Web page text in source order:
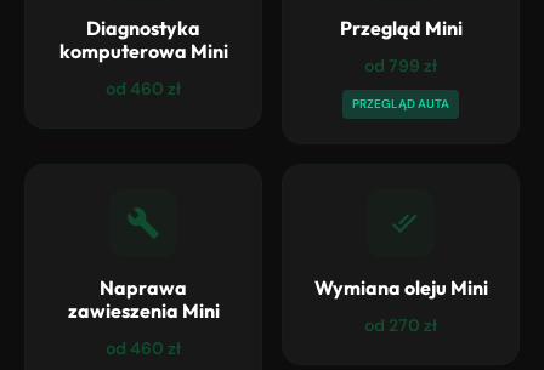
Diagnostyka
komputerowa Mini
od 460 zł
Przegląd Mini
od 799 zł
PRZEGLĄD AUTA
Naprawa
zawieszenia Mini
od 460 zł
Wymiana oleju Mini
od 270 zł